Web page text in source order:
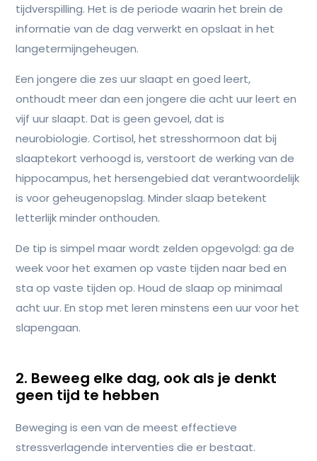
tijdverspilling. Het is de periode waarin het brein de
informatie van de dag verwerkt en opslaat in het
langetermijngeheugen.
Een jongere die zes uur slaapt en goed leert,
onthoudt meer dan een jongere die acht uur leert en
vijf uur slaapt. Dat is geen gevoel, dat is
neurobiologie. Cortisol, het stresshormoon dat bij
slaaptekort verhoogd is, verstoort de werking van de
hippocampus, het hersengebied dat verantwoordelijk
is voor geheugenopslag. Minder slaap betekent
letterlijk minder onthouden.
De tip is simpel maar wordt zelden opgevolgd: ga de
week voor het examen op vaste tijden naar bed en
sta op vaste tijden op. Houd de slaap op minimaal
acht uur. En stop met leren minstens een uur voor het
slapengaan.
2. Beweeg elke dag, ook als je denkt
geen tijd te hebben
Beweging is een van de meest effectieve
stressverlagende interventies die er bestaat.